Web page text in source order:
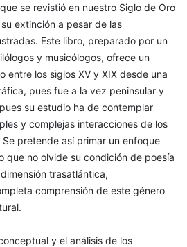
se revistió en nuestro Siglo de Oro
extinción a pesar de las
Este libro, preparado por un
y musicólogos, ofrece un
entre los siglos XV y XIX desde una
pues fue a la vez peninsular y
su estudio ha de contemplar
y complejas interacciones de los
pretende así primar un enfoque
que no olvide su condición de poesía
trasatlántica,
comprensión de este género
y el análisis de los